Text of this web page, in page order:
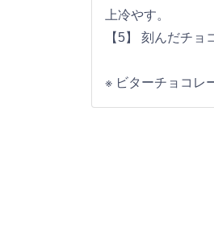
上冷やす。
【5】 刻んだチョ
※ ビターチョコレ